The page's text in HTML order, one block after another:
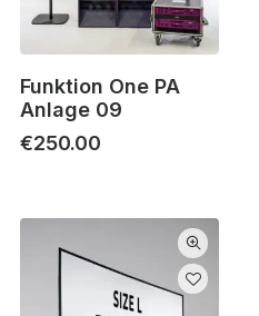
Funktion One PA
Anlage 09
€250.00